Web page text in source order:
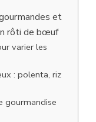
et
rôti de bœuf
varier les
: polenta, riz
gourmandise